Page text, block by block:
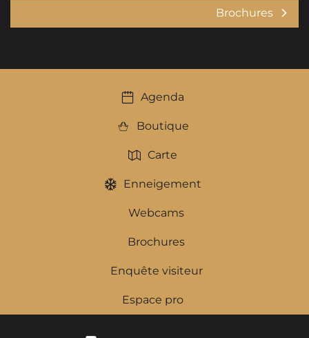
Brochures
Agenda
Boutique
Carte
Enneigement
Webcams
Brochures
Enquête visiteur
Espace pro